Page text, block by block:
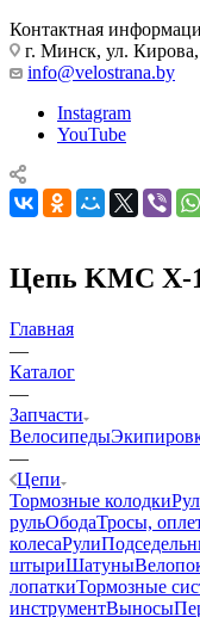
Контактная
г. Минск, ул.
info@velostrana.by
Instagram
YouTube
Цепь KMC X-
Главная
—
Каталог
—
Запчасти
Велосипеды
—
Цепи
Тормозные колодки
рульОбодаТросы,
колесаРули
штыриШатуны
лопаткиТормозные
инструментВыносы